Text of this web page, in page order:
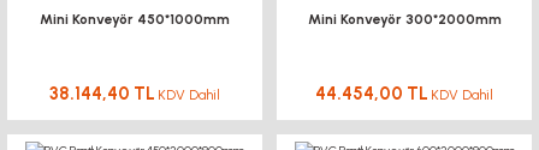
Mini Konveyör 450*1000mm
38.144,40 TL KDV Dahil
Mini Konveyör 300*2000mm
44.454,00 TL KDV Dahil